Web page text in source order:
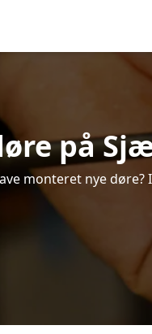
på
monteret nye